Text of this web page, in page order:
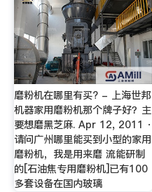
磨粉机在哪里有买? - 上海世邦
机器家用磨粉机那个牌子好？主
要想磨黑芝麻. Apr 12, 2011 ·
请问广州哪里能买到小型的家用
磨粉机，我是用来磨 流能研制
的[石油焦专用磨粉机]已有100
多套设备在国内玻璃